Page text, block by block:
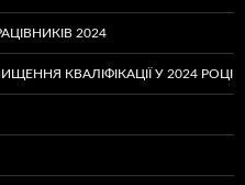
2024
КВАЛІФІКАЦІЇ У 2024 РОЦІ